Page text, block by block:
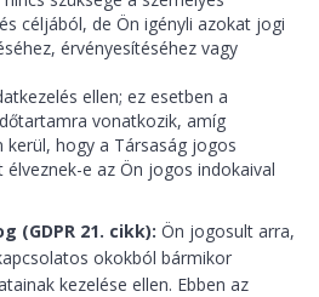
céljából, de Ön igényli azokat jogi
érvényesítéséhez vagy
ellen; ez esetben a
vonatkozik, amíg
kerül, hogy a Társaság jogos
élveznek-e az Ön jogos indokaival
(GDPR 21. cikk): Ön jogosult arra,
okokból bármikor
kezelése ellen. Ebben az